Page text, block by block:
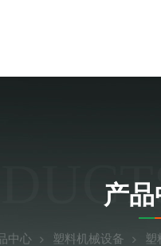
产
中心 塑料机械设备 塑